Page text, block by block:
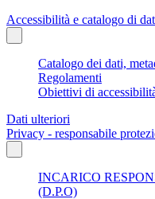
Accessibilità e catalogo di
Catalogo dei dati,
Regolamenti
Obiettivi di
Dati ulteriori
Privacy - responsabile
INCARICO
(D.P.O)